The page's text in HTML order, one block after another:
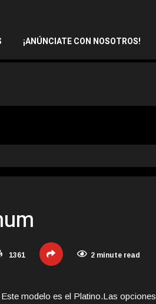
¡ANÚNCIATE CON NOSOTROS!
1361 2 minute read
modelo es el Platino.Las opciones